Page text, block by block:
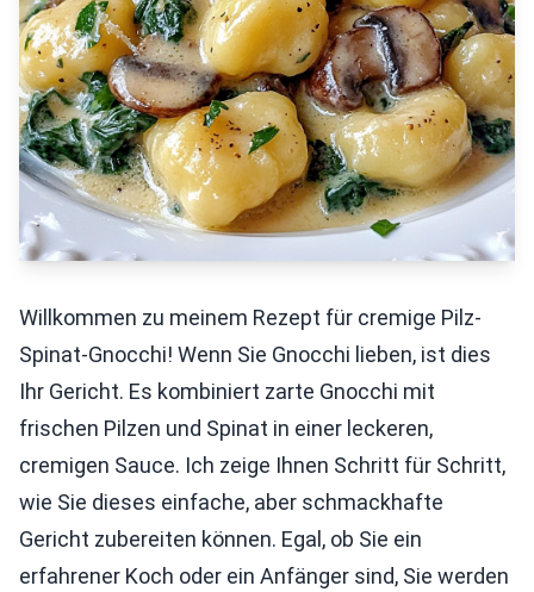
Willkommen zu meinem Rezept für cremige Pilz-
Spinat-Gnocchi! Wenn Sie Gnocchi lieben, ist dies
Ihr Gericht. Es kombiniert zarte Gnocchi mit
frischen Pilzen und Spinat in einer leckeren,
cremigen Sauce. Ich zeige Ihnen Schritt für Schritt,
wie Sie dieses einfache, aber schmackhafte
Gericht zubereiten können. Egal, ob Sie ein
erfahrener Koch oder ein Anfänger sind, Sie werden